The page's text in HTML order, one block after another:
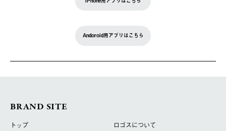
Andoroid用アプリはこちら
BRAND SITE
トップ
ロゴスについて